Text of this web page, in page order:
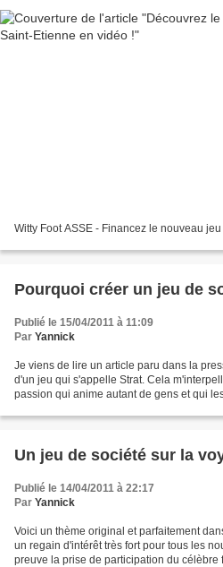
Witty Foot ASSE - Financez le nouveau
Pourquoi créer un jeu de
Publié le 15/04/2011 à 11:09
Par Yannick
Je viens de lire un article paru dans la
d'un jeu qui s'appelle Strat. Cela
passion qui anime autant de gens et qui
Un jeu de société sur la
Publié le 14/04/2011 à 22:17
Par Yannick
Voici un thème original et parfaitement
un regain d'intérêt très fort pour tous les
preuve la prise de participation du célèbre